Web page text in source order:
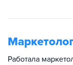
Работала